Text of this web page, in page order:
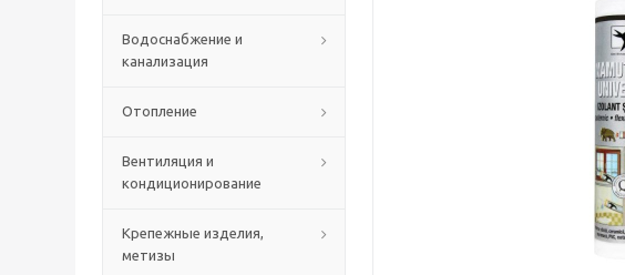
Водоснабжение и
канализация
Отопление
Вентиляция и
кондиционирование
Крепежные изделия,
метизы